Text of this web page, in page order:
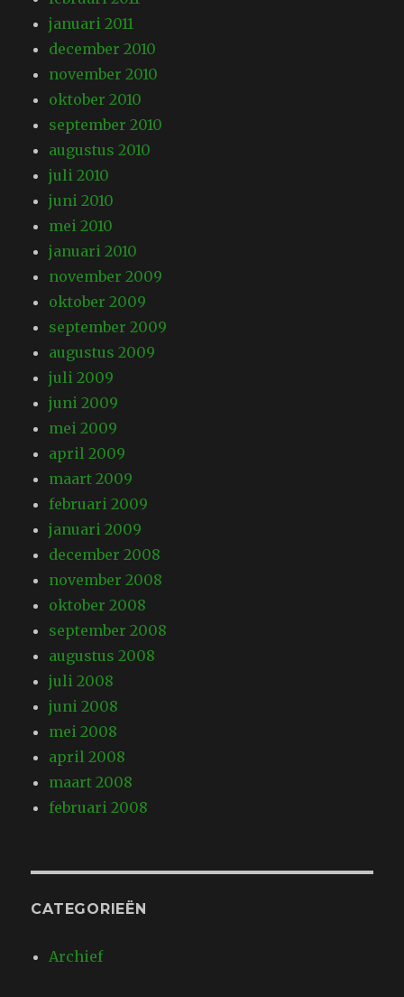
januari 2011
december 2010
november 2010
oktober 2010
september 2010
augustus 2010
juli 2010
juni 2010
mei 2010
januari 2010
november 2009
oktober 2009
september 2009
augustus 2009
juli 2009
juni 2009
mei 2009
april 2009
maart 2009
februari 2009
januari 2009
december 2008
november 2008
oktober 2008
september 2008
augustus 2008
juli 2008
juni 2008
mei 2008
april 2008
maart 2008
februari 2008
CATEGORIEËN
Archief